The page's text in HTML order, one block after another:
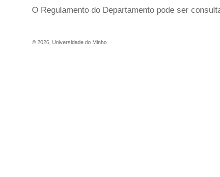
O Regulamento do Departamento pode ser
© 2026 Universidade do Minho